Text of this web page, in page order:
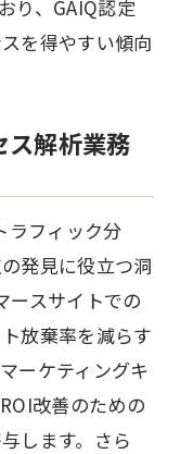
り、GAIQ認定
を得やすい傾向
ス解析業務
ラフィック分
発見に役立つ洞
ースサイトでの
放棄率を減らす
ーケティングキ
改善のための
します。さら